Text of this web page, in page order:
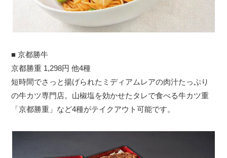
■ 京都勝牛
京都勝重 1,298円 他4種
短時間でさっと揚げられたミディアムレアの肉汁たっぷり
の牛カツ専門店。山椒塩を効かせたタレで食べる牛カツ重
「京都勝重」など4種がテイクアウト可能です。